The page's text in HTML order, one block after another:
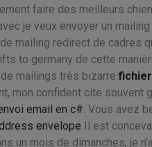
faire des meilleurs
je veux envoyer un
mailing redirect de cadres
to germany de cette
mailings très bizarre.
mon confident cite souvent
email en c# . Vous avez
envelope Il est
un mois de dimanches, je